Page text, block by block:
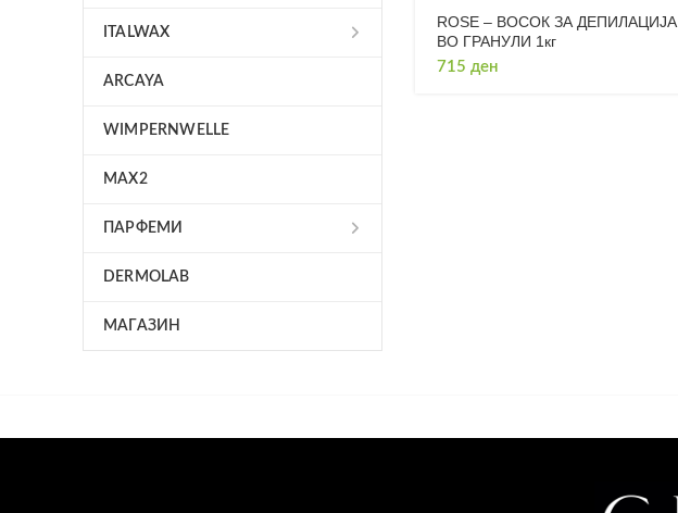
ROSE – ВОСОК ЗА ДЕПИЛАЦИЈА
ВО ГРАНУЛИ 1кг
715 ден
ITALWAX
ARCAYA
WIMPERNWELLE
MAX2
ПАРФЕМИ
DERMOLAB
МАГАЗИН